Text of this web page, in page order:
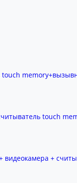
touch
touch
видеокамера +